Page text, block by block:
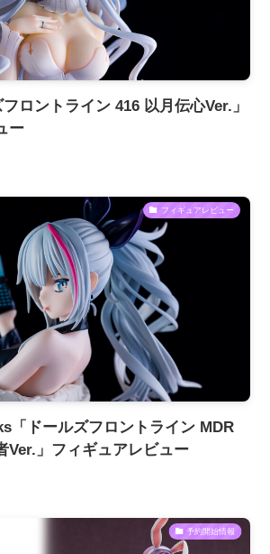
ロントライン 416 以月伝心Ver.」
ー
フィギュアレビュー
「ドールズフロントライン MDR
Ver.」フィギュアレビュー
予約開始情報